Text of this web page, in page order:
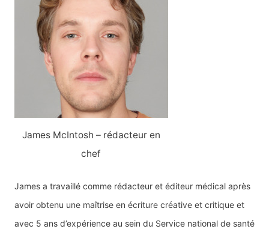
James McIntosh – rédacteur en
chef
James a travaillé comme rédacteur et éditeur médical après
avoir obtenu une maîtrise en écriture créative et critique et
avec 5 ans d’expérience au sein du Service national de santé